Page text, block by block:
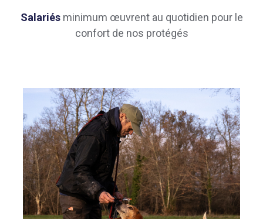
Salariés minimum œuvrent au quotidien pour le
confort de nos protégés